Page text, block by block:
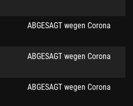
ABGESAGT wegen Corona
ABGESAGT wegen Corona
ABGESAGT wegen Corona